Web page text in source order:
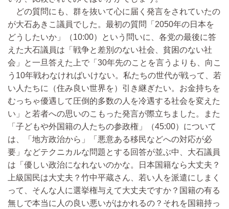
どの質問にも、群を抜いて心に届く発言をされていたの
が大石あきこ議員でした。最初の質問「2050年の日本を
どうしたいか」（10:00）という問いに、各党の最後に答
えた大石議員は「戦争と差別のない社会、貧困のない社
会」と一旦答えた上で「30年先のことを言うよりも、向こ
う10年戦わなければいけない。私たちの世代が戦って、若
い人たちに（住み良い世界を）引き継ぎたい。お金持ちを
むっちゃ優遇して圧倒的多数の人を冷遇する社会を変えた
い」と若者への思いのこもった発言が際立ちました。また
「子どもや外国籍の人たちの参政権」（45:00）について
は、「地方政治から」「悪意ある移民などへの対応が必
要」などテクニカルな問題とする回答が並ぶ中、大石議員
は「優しい政治になれないのかな。日本国籍なら大丈夫？
上級国民は大丈夫？竹中平蔵さん、若い人を派遣にしまく
って、そんな人に選挙権与えて大丈夫ですか？国籍の有る
無しで本当に人の良い悪いがはかれるの？それを国籍持っ